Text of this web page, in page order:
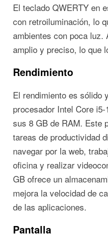
El teclado QWERTY en
con retroiluminación, lo
ambientes con poca luz.
amplio y preciso, lo que
Rendimiento
El rendimiento es sólido
procesador Intel Core
sus 8 GB de RAM. Este
tareas de productividad
navegar por la web,
oficina y realizar
GB ofrece un
mejora la velocidad de
de las aplicaciones.
Pantalla